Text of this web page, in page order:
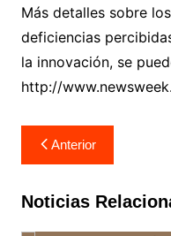
Más detalles sobre
deficiencias
la innovación, se
http://
Navegación
de
entradas
Anterior
Noticias